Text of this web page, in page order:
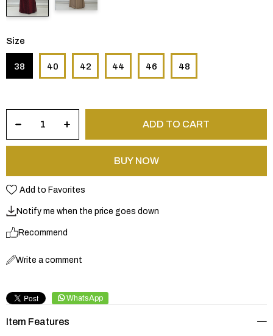
Size
38 40 42 44 46 48
Add to Favorites
Notify me when the price goes down
Recommend
Write a comment
WhatsApp
Item Features